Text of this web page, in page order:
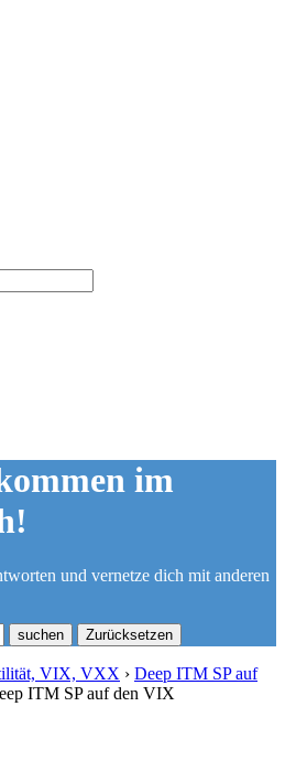
im
und vernetze dich mit anderen
Zurücksetzen
VIX, VXX › Deep ITM SP auf
ITM SP auf den VIX